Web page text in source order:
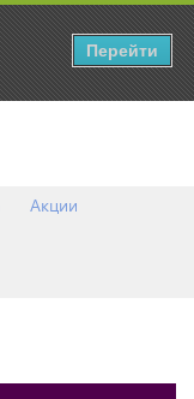
Акции
0
Перейти